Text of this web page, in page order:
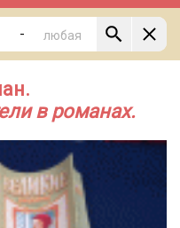
-
в романах.